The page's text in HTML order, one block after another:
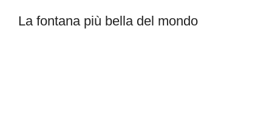
La fontana più bella del mondo